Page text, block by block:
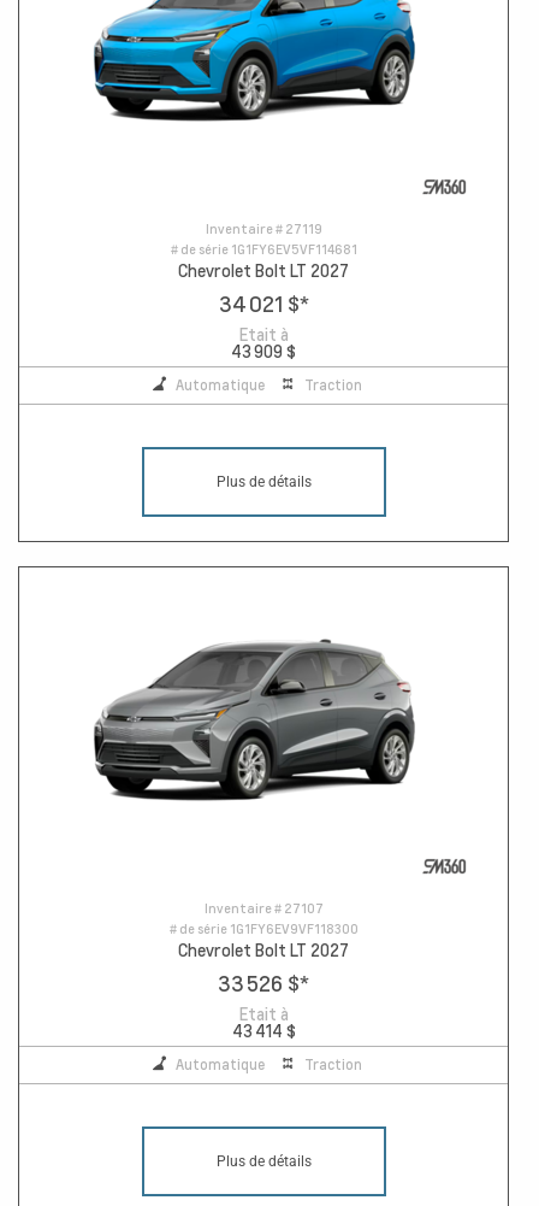
Inventaire # 27119
# de série 1G1FY6EV5VF114681
Chevrolet Bolt LT 2027
34 021 $*
Etait à
43 909 $
Automatique Traction
Plus de détails
Inventaire # 27107
# de série 1G1FY6EV9VF118300
Chevrolet Bolt LT 2027
33 526 $*
Etait à
43 414 $
Automatique Traction
Plus de détails